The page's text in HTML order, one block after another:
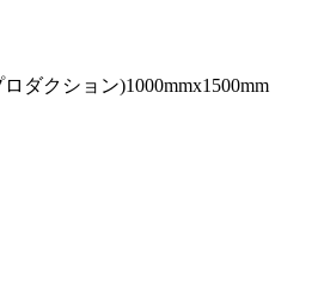
ダクション)1000mmx1500mm